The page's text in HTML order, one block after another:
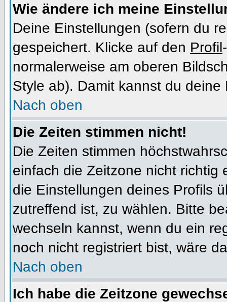
Wie ändere ich meine
Deine Einstellungen (sofern du
gespeichert. Klicke auf den Profil
normalerweise am oberen
Style ab). Damit kannst du
Nach oben
Die Zeiten stimmen nicht!
Die Zeiten stimmen
einfach die Zeitzone nicht richtig
die Einstellungen deines Profils
zutreffend ist, zu wählen. Bitte
wechseln kannst, wenn du ein
noch nicht registriert bist, wäre
Nach oben
Ich habe die Zeitzone